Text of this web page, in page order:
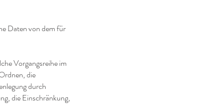
Daten von dem für
Vorgangsreihe im
die
durch
die Einschränkung,